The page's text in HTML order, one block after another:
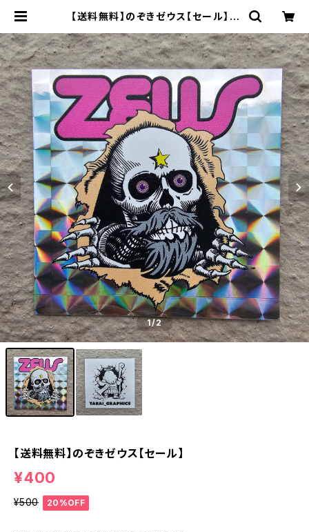
【送料無料】のぞきゼウス【セール】 |
1/2
【送料無料】のぞきゼウス【セール】
¥400
¥500 20%OFF